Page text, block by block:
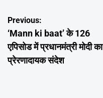
Post
navigation
Previous:
‘Mann ki baat’ के 126
एपिसोड में प्रधानमंत्री मोदी का
प्रेरणादायक संदेश